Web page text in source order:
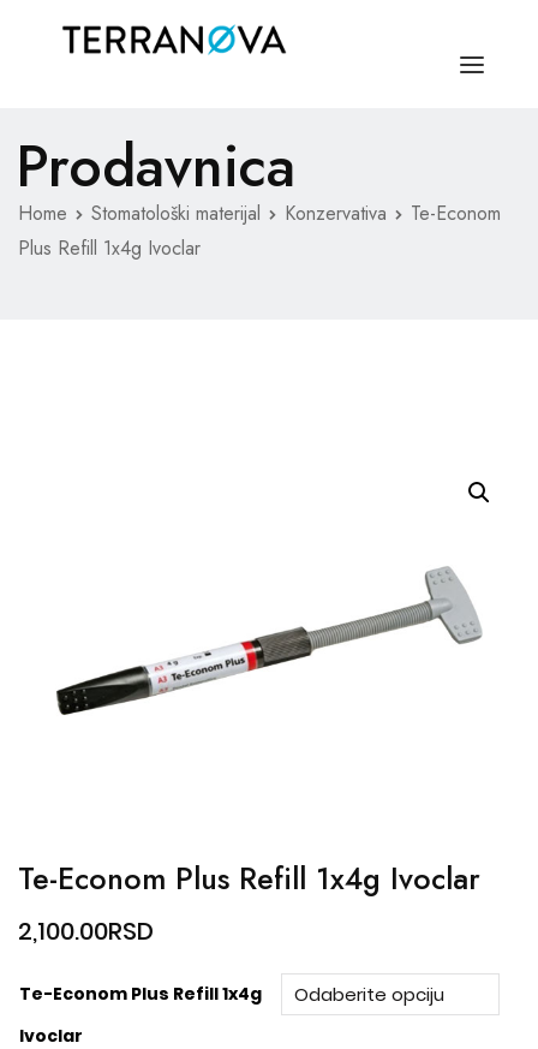
NASLOVNA
O NAMA
MEDICINSKI MATERIJAL
Prodavnica
Home Stomatološki materijal Konzervativa
Te-Econom
Plus Refill 1x4g Ivoclar
Te-Econom Plus Refill 1x4g Ivoclar
2,100.00RSD
Te-Econom Plus Refill 1x4g
Ivoclar